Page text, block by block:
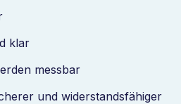
klar
messbar
und widerstandsfähiger